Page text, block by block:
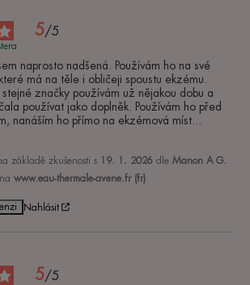
5/5
naprosto nadšená. Používám ho na své
má na těle i obličeji spoustu ekzému.
značky používám už nějakou dobu a
používat jako doplněk. Používám ho před
nanáším ho přímo na ekzémová míst
základě zkušenosti s 19. 1. 2026 dle Manon A G.
www.eau-thermale-avene.fr (fr)
Nahlásit
5/5